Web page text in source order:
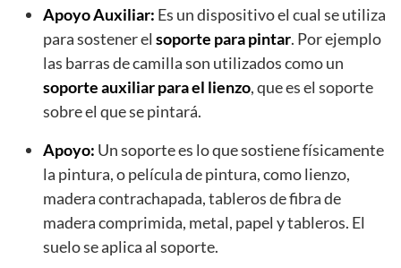
Apoyo Auxiliar: Es un dispositivo el cual se utiliza
para sostener el soporte para pintar. Por ejemplo
las barras de camilla son utilizados como un
soporte auxiliar para el lienzo, que es el soporte
sobre el que se pintará.
Apoyo: Un soporte es lo que sostiene físicamente
la pintura, o película de pintura, como lienzo,
madera contrachapada, tableros de fibra de
madera comprimida, metal, papel y tableros. El
suelo se aplica al soporte.